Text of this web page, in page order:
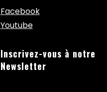
Facebook
Youtube
Inscrivez-vous à notre
Newsletter